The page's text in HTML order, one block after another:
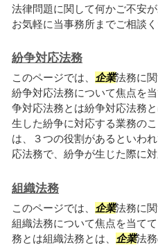
法律問題に関して何かご不安
お気軽に当事務所までご相談
紛争対応法務
このページでは、 企業法務に
紛争対応法務について焦点を
争対応法務とは紛争対応法務と
生した紛争に対応する業務のこ
は、３つの役割があるといわ
応法務で、紛争が生じた際に
組織法務
このページでは、 企業法務に
組織法務について焦点を当て
務とは組織法務とは、 企業法